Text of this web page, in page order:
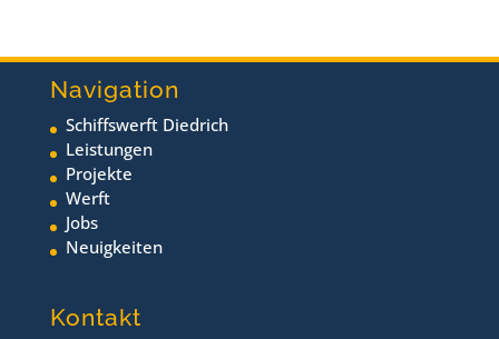
Navigation
Schiffswerft Diedrich
Leistungen
Projekte
Werft
Jobs
Neuigkeiten
Kontakt